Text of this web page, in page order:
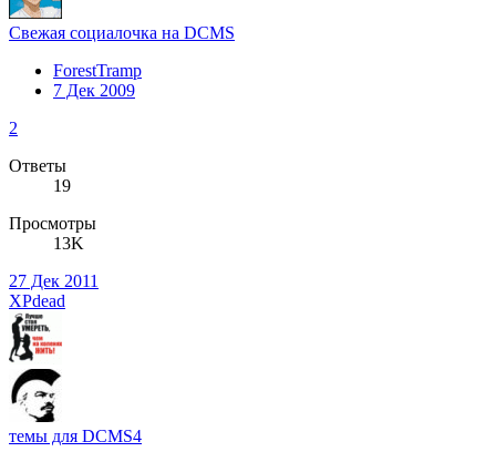
Свежая социалочка на DCMS
ForestTramp
7 Дек 2009
2
Ответы
19
Просмотры
13K
27 Дек 2011
XPdead
темы для DCMS4